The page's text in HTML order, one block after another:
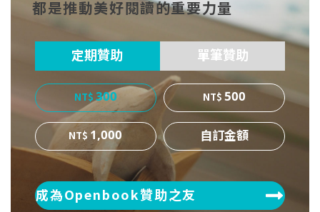
ok er
都是推動美好閱讀的重要力量
定期贊助 單筆贊助
300
500
1,000
成為Openbook贊助之友